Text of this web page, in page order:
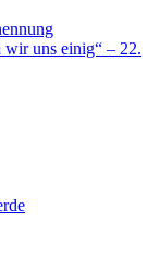
uns einig“ – 22.